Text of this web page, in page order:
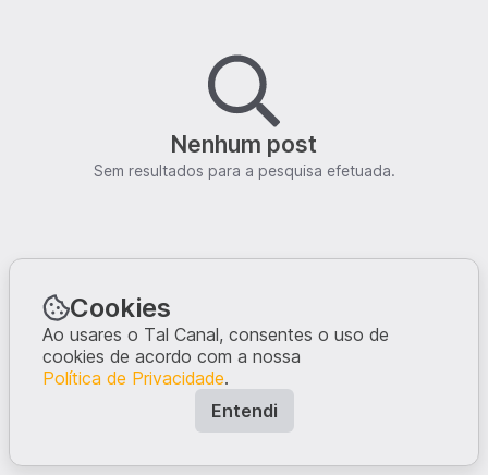
Nenhum post
Sem resultados para a pesquisa efetuada.
Cookies
Ao usares o Tal Canal, consentes o uso de
cookies de acordo com a nossa
Política de Privacidade.
Entendi